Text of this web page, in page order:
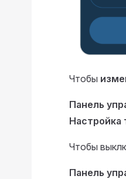
Чтобы
Панель
Настройка
Чтобы
Панель